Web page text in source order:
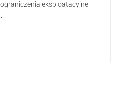
eksploatacyjne.